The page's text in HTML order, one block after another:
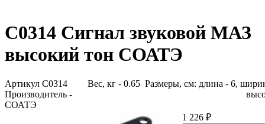
С0314 Сигнал звуковой МАЗ
высокий тон СОАТЭ
Артикул С0314
Производитель -
СОАТЭ
Вес, кг - 0.65 Размеры, см: длина - 6,
1 226 ₽